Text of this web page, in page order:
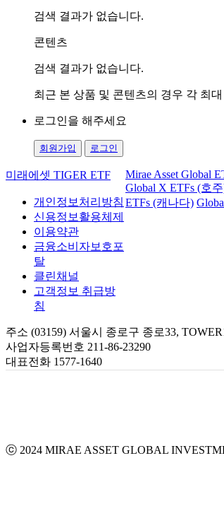
검색 결과가 없습니다.
콘텐츠
검색 결과가 없습니다.
최근 본 상품 및 콘텐츠의 경우 각 최
로그인을 해주세요
회원가입 로그인
미래에셋 TIGER ETF
개인정보처리방침
신용정보활용체제
이용약관
금융소비자보호포
탈
클린채널
고객정보 취급방
침
Mirae Asset Global
Global X ETFs (호
ETFs (캐나다)
주소 (03159) 서울시 종로구 종로33,
사업자등록번호 211-86-23290
대표전화 1577-1640
ⓒ 2024 MIRAE ASSET GLOBAL